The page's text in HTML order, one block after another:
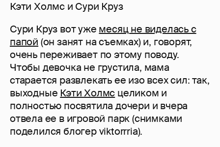
Кэти Холмс и Сури Круз
Сури Круз вот уже месяц не виделась с
папой (он занят на съемках) и, говорят,
очень переживает по этому поводу.
Чтобы девочка не грустила, мама
старается развлекать ее изо всех сил: так,
выходные Кэти Холмс целиком и
полностью посвятила дочери и вчера
отвела ее в игровой парк (снимками
поделился блогер viktorrria).